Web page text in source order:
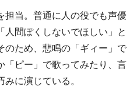
当。普通に人の役でも声優
間ぽくしないでほしい」と
のため、悲鳴の「ギィー」で
「ピー」で歌ってみたり、言
に演じている。